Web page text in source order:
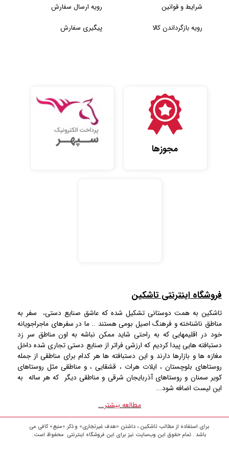
شرایط و قوانین
رویه بازگرداندن کالا
مجوزها
رویه ارسال سفارش
پیگیری سفارش
فروشگاه اینترنتی تاشکین
تاشکین به همت دوستانی تشکیل شده که عاشق صنایع دستی، سفر به
مناطق ناشناخته و فرهنگ اصیل بومی هستند .. ما در سفرهای ماجراجویانه
خود در اقلیمهایی که به راحتی شاید ممکن نباشه به اون مناطق سر زد
دستبافته هایی پیدا کردیم که ارزشی فراتر از صنایع دستی تجاری شده داخل
مغازه ها و بازارها دارند و این دستبافته ها هر کدام برای مناطقی از جمله
روستاهای بلوچستان ، ایلات هرات ، قشقایی ، و مناطقی مثل روستاهای
کویر سمنان و روستاهای آذربایجان شرقی و مناطقی دیگر که هر ساله به
این لیست اضافه شود...
برای استفاده از مطالب تاشکین ، داشتن «هدف غیرتجاری» و ذکر «منبع» کافی می
باشد . تمام حقوق اين وب‌سايت نیز برای این فروشگاه اینترنتی محفوظ است.
مطالعه بیشتر...